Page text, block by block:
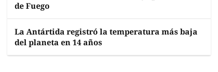
de Fuego
La Antártida registró la temperatura más baja
del planeta en 14 años